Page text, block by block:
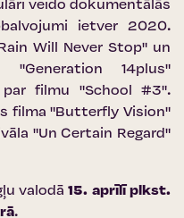
veido dokumentālās
ietver 2020.
Will Never Stop" un
"Generation 14plus"
par filmu "School #3".
filma "Butterfly Vision"
"Un Certain Regard"
valodā15. aprīlī plkst.
.